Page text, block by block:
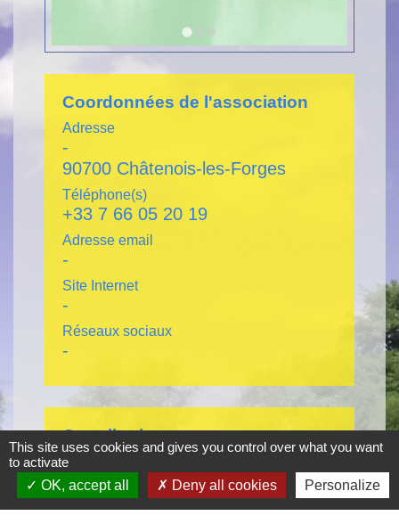
Coordonnées de l'association
Adresse
-
90700 Châtenois-les-Forges
Téléphone(s)
+33 7 66 05 20 19
Adresse email
-
Site Internet
-
Réseaux sociaux
-
Contribution
Agneda
Accès à la contribution
This site uses cookies and gives you control over what you want
to activate
OK, accept all
Deny all cookies Personalize